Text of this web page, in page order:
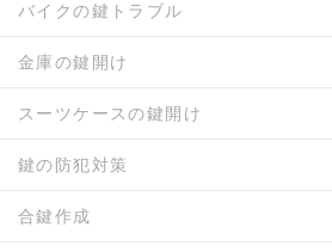
バイクの鍵トラブル
金庫の鍵開け
スーツケースの鍵開け
鍵の防犯対策
合鍵作成